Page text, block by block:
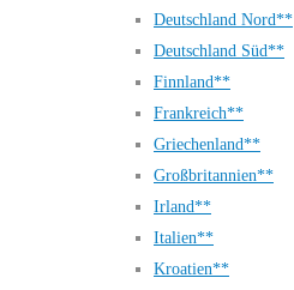
Deutschland Nord**
Deutschland Süd**
Finnland**
Frankreich**
Griechenland**
Großbritannien**
Irland**
Italien**
Kroatien**